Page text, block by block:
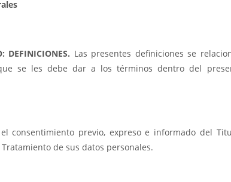
DEFINICIONES. Las presentes definiciones se
se les debe dar a los términos dentro del
el consentimiento previo, expreso e informado del
de sus datos personales.